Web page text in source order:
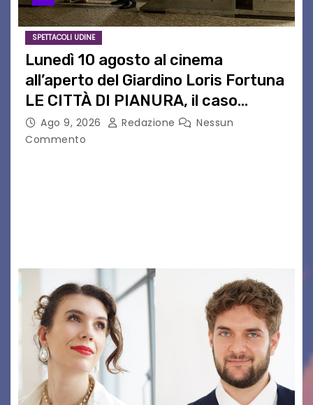
SPETTACOLI UDINE
Lunedì 10 agosto al cinema
all’aperto del Giardino Loris Fortuna
LE CITTÀ DI PIANURA, il caso
cinematografico dell’anno!
Ago 9, 2026 Redazione
Nessun
Commento